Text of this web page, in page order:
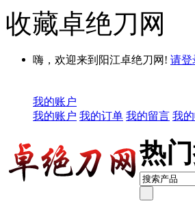
收藏卓绝刀网
嗨，欢迎来到阳江卓绝刀网! 请登
我的账户
我的账户 我的订单 我的留言 我
热